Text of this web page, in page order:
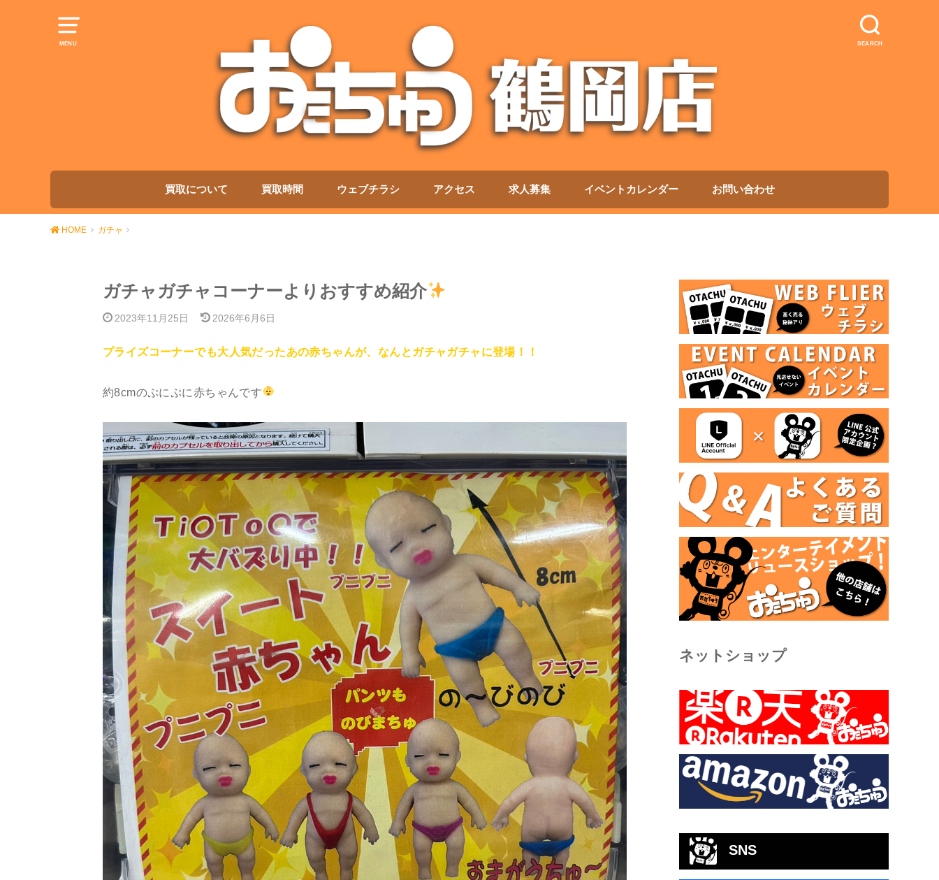
MENU SEARCH
買取について 買取時間 ウェブチラシ アクセス 求人募集 イベントカレンダー お問い合わせ
HOME ガチャ
ガチャガチャコーナーよりおすすめ紹介
2023年11月25日 2026年6月6日
プライズコーナーでも大人気だったあの赤ちゃんが、なんとガチャガチャに登場！！
約8cmのぷにぷに赤ちゃんです
ネットショップ
SNS